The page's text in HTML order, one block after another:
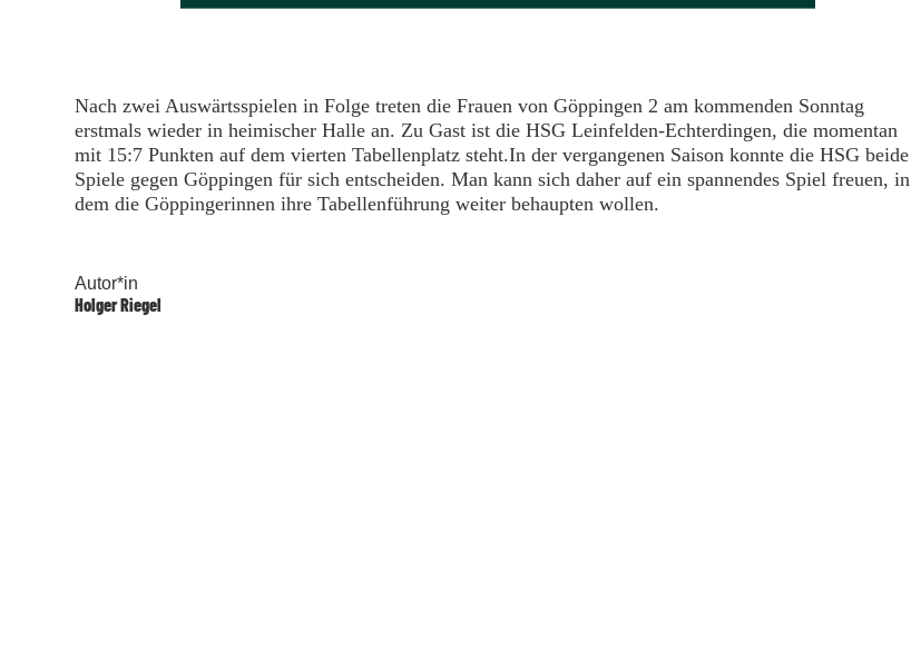
Nach zwei Auswärtsspielen in Folge treten die Frauen von Göppingen 2 am kommenden Sonntag
erstmals wieder in heimischer Halle an. Zu Gast ist die HSG Leinfelden-Echterdingen, die momentan
mit 15:7 Punkten auf dem vierten Tabellenplatz steht.In der vergangenen Saison konnte die HSG beide
Spiele gegen Göppingen für sich entscheiden. Man kann sich daher auf ein spannendes Spiel freuen, in
dem die Göppingerinnen ihre Tabellenführung weiter behaupten wollen.
Autor*in
Holger Riegel